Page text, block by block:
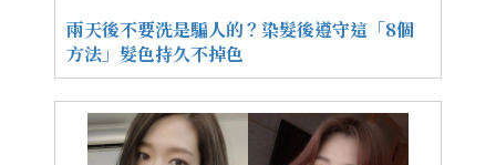
兩天後不要洗是騙人的？染髮後遵守這「8個
方法」髮色持久不掉色